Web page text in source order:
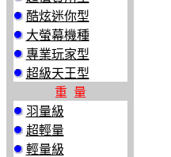
酷炫迷你型
大螢幕機種
專業玩家型
超級天王型
重 量
羽量級
超輕量
輕量級